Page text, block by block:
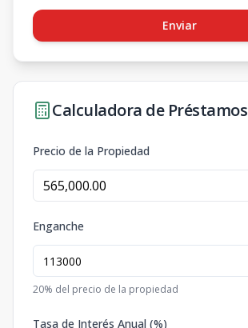
Enviar
Calculadora de Préstamos
Precio de la Propiedad
Enganche
20% del precio de la propiedad
Tasa de Interés Anual (%)